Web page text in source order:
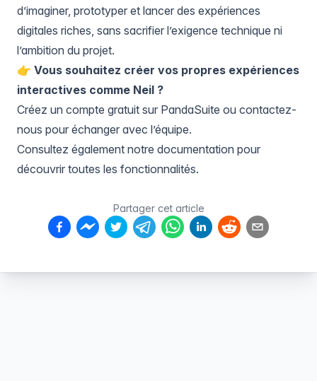
d’imaginer, prototyper et lancer des expériences
digitales riches, sans sacrifier l’exigence technique ni
l’ambition du projet.
👉 Vous souhaitez créer vos propres expériences
interactives comme Neil ?
Créez un compte gratuit sur PandaSuite ou contactez-
nous pour échanger avec l’équipe.
Consultez également notre documentation pour
découvrir toutes les fonctionnalités.
Partager cet article